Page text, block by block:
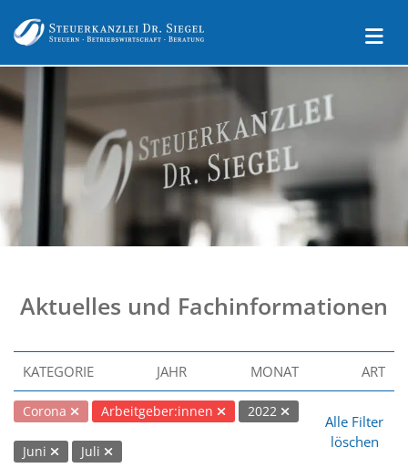
Aktuelles und Fachinformationen
KATEGORIE JAHR MONAT ART
Corona Arbeitgeber:innen 2022
Juni Juli
Alle Filter
löschen